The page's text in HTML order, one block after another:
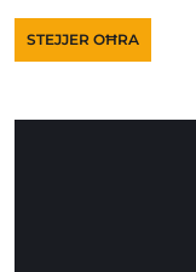
STEJJER OĦRA